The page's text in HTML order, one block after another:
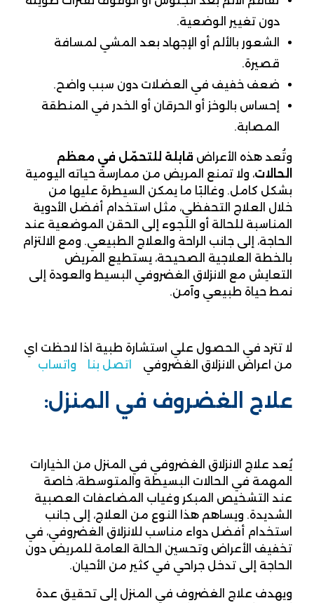
دون تغيير الوضعية.
الشعور بالألم أو الإجهاد بعد المشي لمسافة
قصيرة.
ضعف خفيف في العضلات دون سبب واضح.
إحساس بالوخز أو الحرقان أو الخدر في المنطقة
المصابة.
وتُعد هذه الأعراض قابلة للتحمّل في معظم
الحالات، ولا تمنع المريض من ممارسة حياته اليومية
بشكل كامل. وغالبًا ما يمكن السيطرة عليها من
خلال العلاج التحفظي، مثل استخدام أفضل الأدوية
المناسبة للحالة أو اللجوء إلى الحقن الموضعية عند
الحاجة، إلى جانب الراحة والعلاج الطبيعي. ومع الالتزام
بالخطة العلاجية الصحيحة، يستطيع المريض
التعايش مع الانزلاق الغضروفي البسيط والعودة إلى
نمط حياة طبيعي وآمن.
لا تترد في الحصول علي استشارة طبية اذا لاحظت اي
من اعراض الانزلاق الغضروفي
اتصل بنا واتساب
علاج الغضروف في المنزل:
يُعد علاج الانزلاق الغضروفي في المنزل من الخيارات
المهمة في الحالات البسيطة والمتوسطة، خاصة
عند التشخيص المبكر وغياب المضاعفات العصبية
الشديدة. ويساهم هذا النوع من العلاج، إلى جانب
استخدام أفضل دواء مناسب للانزلاق الغضروفي، في
تخفيف الأعراض وتحسين الحالة العامة للمريض دون
الحاجة إلى تدخل جراحي في كثير من الأحيان.
ويهدف علاج الغضروف في المنزل إلى تحقيق عدة